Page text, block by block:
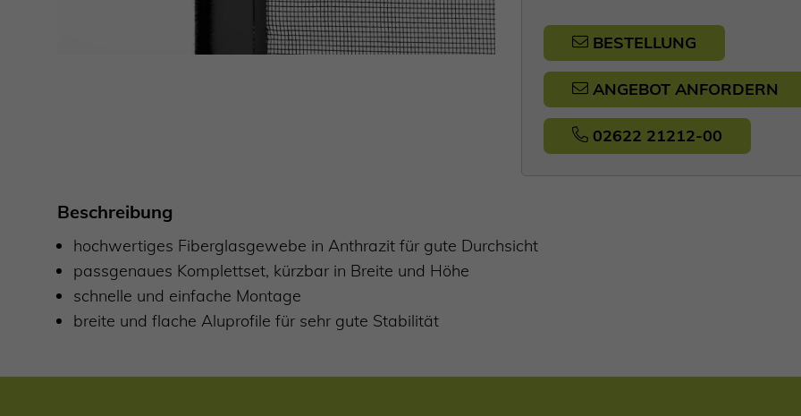
BESTELLUNG
ANGEBOT ANFORDERN
02622 21212-00
Beschreibung
hochwertiges Fiberglasgewebe in Anthrazit für gute Durchsicht
passgenaues Komplettset, kürzbar in Breite und Höhe
schnelle und einfache Montage
breite und flache Aluprofile für sehr gute Stabilität